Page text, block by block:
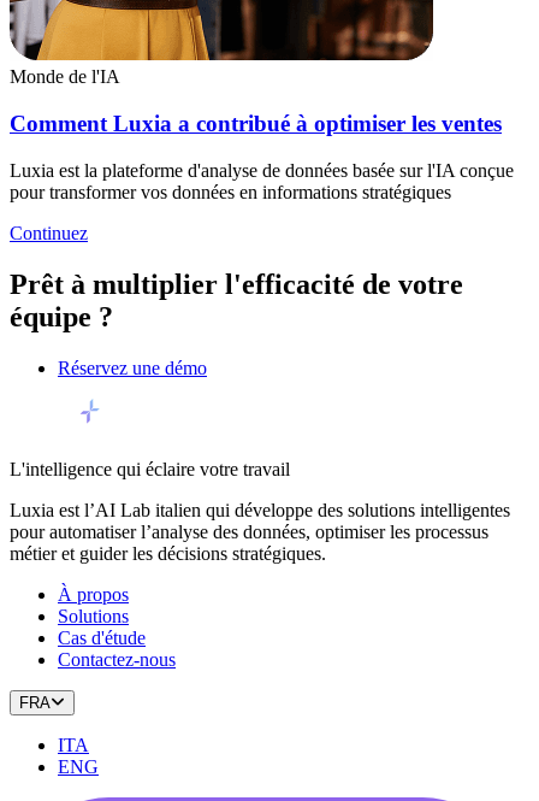
Monde de l'IA
Comment Luxia a contribué à optimiser les ventes
Luxia est la plateforme d'analyse de données basée sur l'IA conçue
pour transformer vos données en informations stratégiques
Continuez
Prêt à multiplier l'efficacité de votre
équipe ?
Réservez une démo
L'intelligence qui éclaire votre travail
Luxia est l’AI Lab italien qui développe des solutions intelligentes
pour automatiser l’analyse des données, optimiser les processus
métier et guider les décisions stratégiques.
À propos
Solutions
Cas d'étude
Contactez-nous
FRA
ITA
ENG